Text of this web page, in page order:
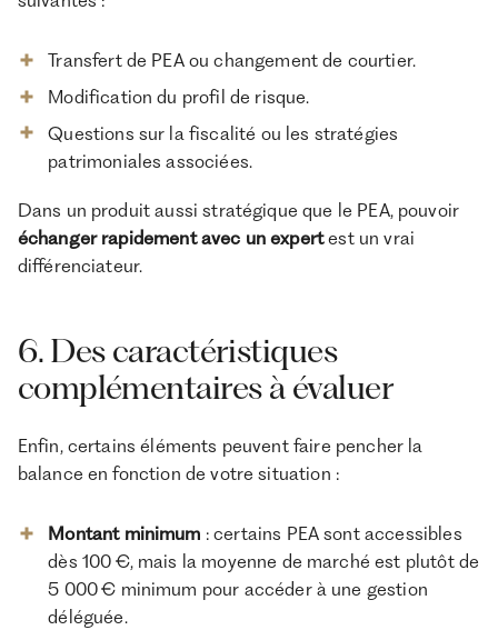
Transfert de PEA ou changement de courtier.
Modification du profil de risque.
Questions sur la fiscalité ou les stratégies
patrimoniales associées.
Dans un produit aussi stratégique que le PEA, pouvoir
échanger rapidement avec un expertest un vrai
différenciateur.
6. Des caractéristiques
complémentaires à évaluer
Enfin, certains éléments peuvent faire pencher la
balance en fonction de votre situation :
Montant minimum : certains PEA sont accessibles
dès 100 €, mais la moyenne de marché est plutôt de
5 000 € minimum pour accéder à une gestion
déléguée.